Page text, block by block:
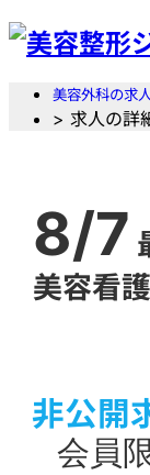
美容外科の求
> 求人の詳
8/7
美容看
非公開
会員